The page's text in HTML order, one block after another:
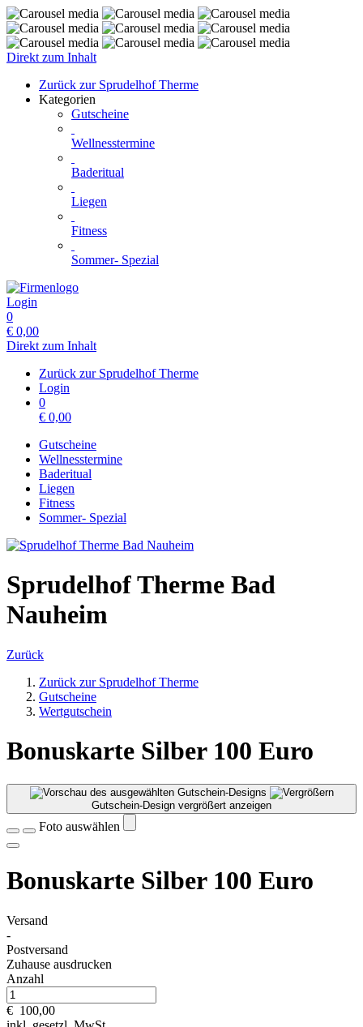
Direkt zum Inhalt
Zurück zur Sprudelhof Therme
Kategorien
Gutscheine
Wellnesstermine
Baderitual
Liegen
Fitness
Sommer- Spezial
Login
0
€ 0,00
Direkt zum Inhalt
Zurück zur Sprudelhof Therme
Login
0
€ 0,00
Gutscheine
Wellnesstermine
Baderitual
Liegen
Fitness
Sommer- Spezial
Sprudelhof Therme Bad
Nauheim
Zurück
Zurück zur Sprudelhof Therme
Gutscheine
Wertgutschein
Bonuskarte Silber 100 Euro
Gutschein-Design vergrößert anzeigen
Foto auswählen
Bonuskarte Silber 100 Euro
Versand
-
Postversand
Zuhause ausdrucken
Anzahl
€ 100,00